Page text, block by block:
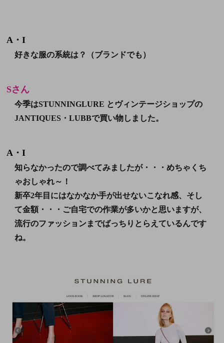
A・I
好きな服の系統は？（ブランドでも）
Sさん
今季はSTUNNINGLURE とヴィンテージショップの
JANTIQUES・LUBBで買い物しました。
A・I
知らなかったので調べてみましたが・・・めちゃくち
ゃおしゃれ～！
新卒2年目にはなかなか手が出せないこなれ感、そし
て金額・・・ご自宅での作業が多いかと思いますが、
流行のファッションまでばっちりとらえているんです
ね。